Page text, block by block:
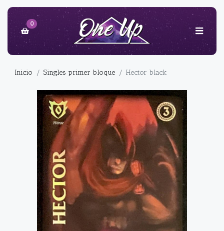
0
Inicio Singles primer bloque Hector black